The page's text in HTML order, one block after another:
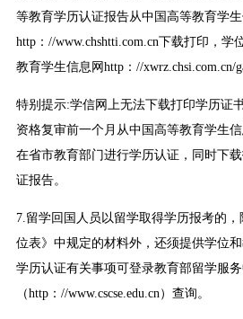
等教育学历认证报告从中国高等教育学生
http：//www.chshtti.com.cn下载打印，学
教育学生信息网http：//xwrz.chsi.com.cn/
特别提示:学信网上无法下载打印学历证
资格复审前一个月从中国高等教育学生
在省市教育部门进行学历认证，同时下
证报告。
7.留学回国人员以留学取得学历报考的
位表》中规定的材料外，还须提供学位
学历认证有关事项可登录教育部留学服
（http：//www.cscse.edu.cn）查询。